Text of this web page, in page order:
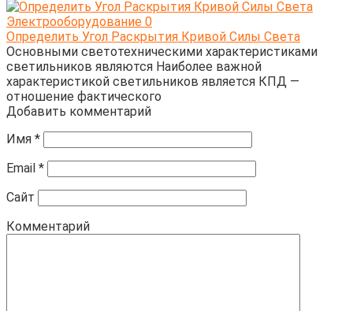
Электрооборудование 0
Определить Угол Раскрытия Кривой Силы Света
Основными светотехническими характеристиками
светильников являются Наиболее важной
характеристикой светильников является КПД —
отношение фактического
Добавить комментарий
Имя *
Email *
Сайт
Комментарий